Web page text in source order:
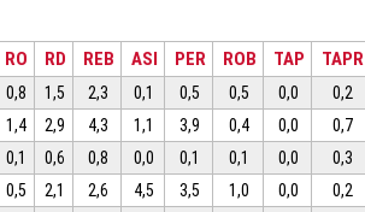
RO RD REB ASI PER ROB TAP TAPR
0,8 1,5 2,3 0,1 0,5 0,5 0,0 0,2
1,4 2,9 4,3 1,1 3,9 0,4 0,0 0,7
0,1 0,6 0,8 0,0 0,1 0,1 0,0 0,3
0,5 2,1 2,6 4,5 3,5 1,0 0,0 0,2